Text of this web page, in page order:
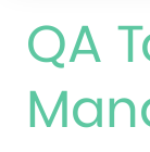
QA